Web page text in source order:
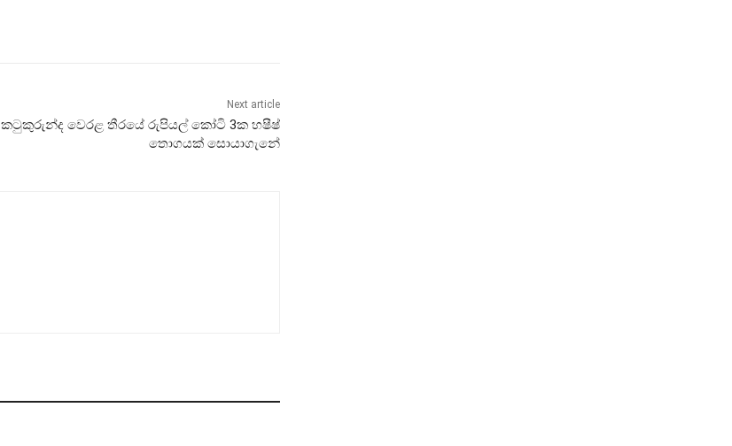
Next article
කටුකුරුන්ද වෙරළ තීරයේ රුපියල් කෝටි 3ක හෂීෂ්
තොගයක් සොයාගැනේ